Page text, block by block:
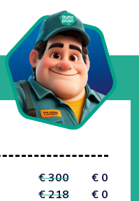
€ 300
€ 0
€ 218 € 0